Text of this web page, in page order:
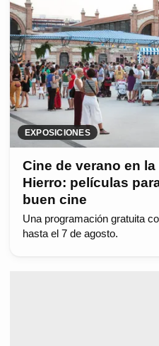
EXPOSICIONES
Cine de verano en
Hierro: películas
buen cine
Una programación gratuita
hasta el 7 de agosto.